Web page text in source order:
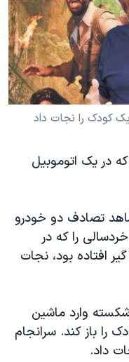
کودک را نجات داد
که در یک اتوموبیل
تصادف دو خودرو
را که در
افتاده بود، نجات
وارد ماشین
را باز کند. سرانجام
داد.